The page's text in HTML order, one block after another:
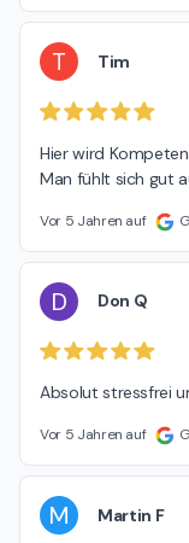
T Tim
Hier wird
Man fühlt sich gut
Vor 5 Jahren auf
D Don Q
Absolut stressfrei
Vor 5 Jahren auf
M Martin F